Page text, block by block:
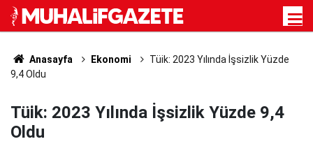
Anasayfa Ekonomi
Tüik: 2023 Yılında İşsizlik Yüzde
9,4 Oldu
Tüik: 2023 Yılında İşsizlik Yüzde 9,4
Oldu